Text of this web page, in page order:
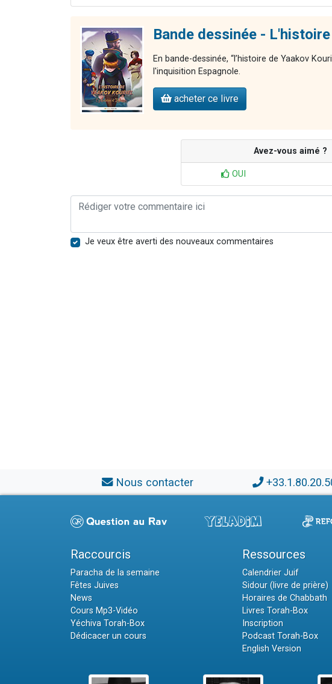
Bande dessinée -
En bande-dessinée, “l’histoire de Yaakov
l'inquisition Espagnole.
acheter ce livre
Avez-vous aimé ?
OUI
Je veux être averti des nouveaux commentaires
Nous contacter
Raccourcis
Paracha de la semaine
Fêtes Juives
News
Cours Mp3-Vidéo
Yéchiva Torah-Box
Dédicacer un cours
Ressources
Calendrier Juif
Sidour (livre de prière)
Horaires de Chabbath
Livres Torah-Box
Inscription
Podcast Torah-Box
English Version